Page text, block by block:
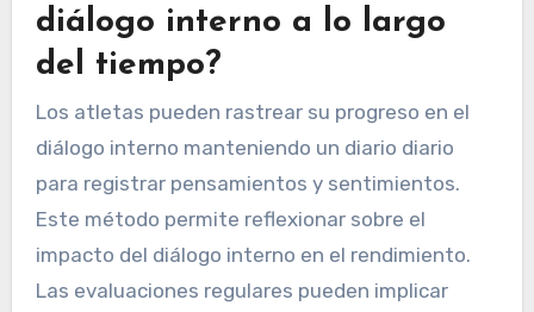
diálogo interno a lo largo
del tiempo?
Los atletas pueden rastrear su progreso en el
diálogo interno manteniendo un diario diario
para registrar pensamientos y sentimientos.
Este método permite reflexionar sobre el
impacto del diálogo interno en el rendimiento.
Las evaluaciones regulares pueden implicar